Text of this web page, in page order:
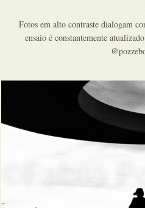
Fotos em alto contraste dialogam
ensaio é constantemente